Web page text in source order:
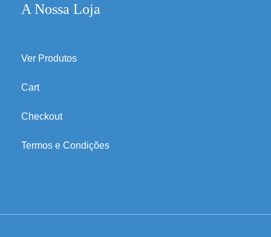
A Nossa Loja
Ver Produtos
Cart
Checkout
Termos e Condições